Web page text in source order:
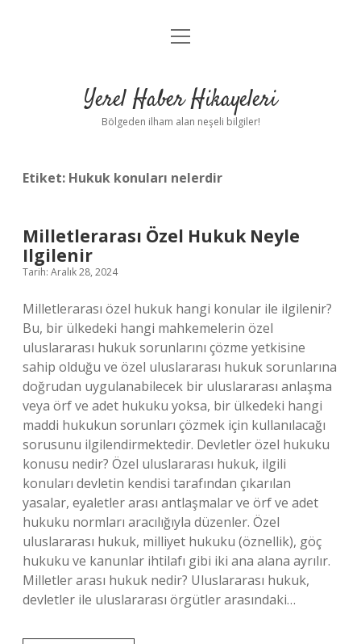
Anasayfa
Yasal Uyarı
menüyü
Yerel Haber Hikayeleri
Bölgeden ilham alan neşeli bilgiler!
Etiket: Hukuk konuları nelerdir
Milletlerarası Özel Hukuk Neyle
Ilgilenir
Tarih: Aralık 28, 2024
Milletlerarası özel hukuk hangi konular ile ilgilenir?
Bu, bir ülkedeki hangi mahkemelerin özel
uluslararası hukuk sorunlarını çözme yetkisine
sahip olduğu ve özel uluslararası hukuk sorunlarına
doğrudan uygulanabilecek bir uluslararası anlaşma
veya örf ve adet hukuku yoksa, bir ülkedeki hangi
maddi hukukun sorunları çözmek için kullanılacağı
sorusunu ilgilendirmektedir. Devletler özel hukuku
konusu nedir? Özel uluslararası hukuk, ilgili
konuları devletin kendisi tarafından çıkarılan
yasalar, eyaletler arası antlaşmalar ve örf ve adet
hukuku normları aracılığıyla düzenler. Özel
uluslararası hukuk, milliyet hukuku (öznellik), göç
hukuku ve kanunlar ihtilafı gibi iki ana alana ayrılır.
Milletler arası hukuk nedir? Uluslararası hukuk,
devletler ile uluslararası örgütler arasındaki…